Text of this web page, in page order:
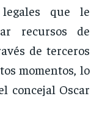
legales que le
recursos de
de terceros
momentos, lo
concejal Oscar